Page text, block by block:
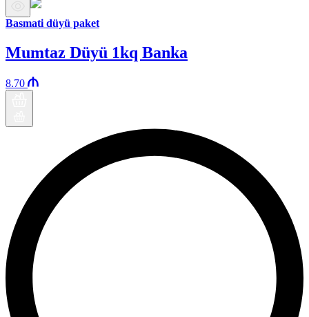
Basmati düyü paket
Mumtaz Düyü 1kq Banka
8.70